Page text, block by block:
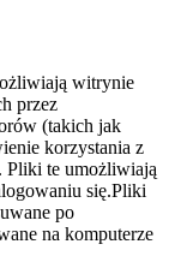
witrynie
przez
(takich jak
korzystania z
Pliki te umożliwiają
się.Pliki
po
na komputerze